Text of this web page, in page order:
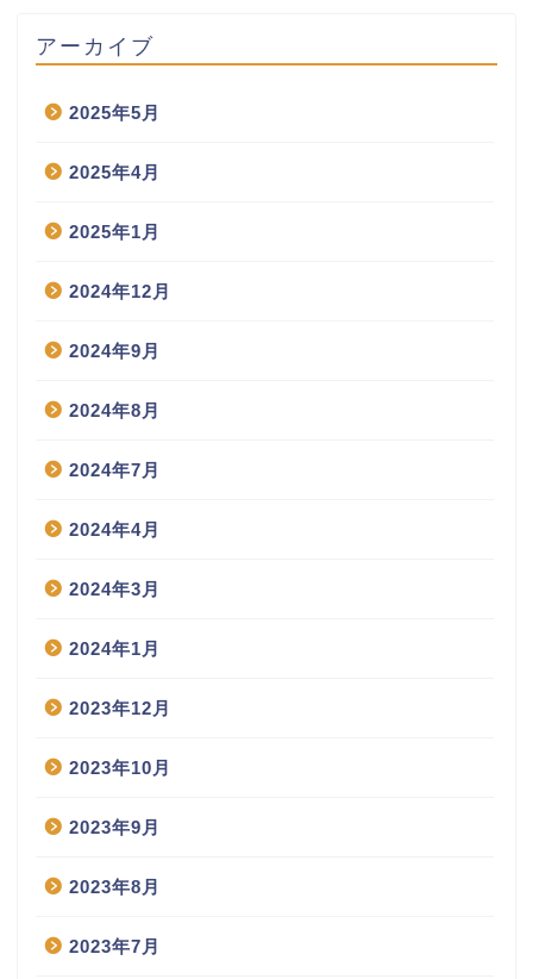
アーカイブ
2025年5月
2025年4月
2025年1月
2024年12月
2024年9月
2024年8月
2024年7月
2024年4月
2024年3月
2024年1月
2023年12月
2023年10月
2023年9月
2023年8月
2023年7月